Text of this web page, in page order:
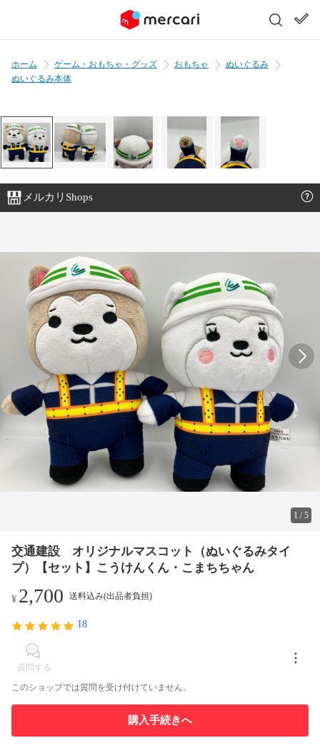
ホーム ゲーム・おもちゃ・グッズ おもちゃ
ぬいぐるみ
ぬいぐるみ本体
メルカリShops
1 /5
交通建設 オリジナルマスコット（ぬいぐるみタイ
プ）【セット】こうけんくん・こまちちゃん
¥2,700 送料込み(出品者負担)
18
質問する
このショップでは質問を受け付けていません。
購入手続きへ